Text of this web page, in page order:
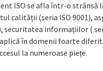
ISO se afla într-o
calității (seria ISO 9001),
securitatea informațiilor (
aplică în domenii foarte
la numeroase piețe.